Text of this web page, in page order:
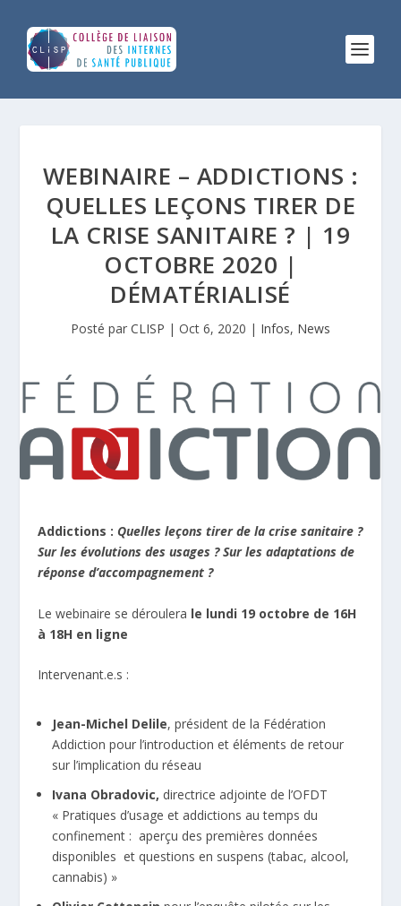
WEBINAIRE – ADDICTIONS :
QUELLES LEÇONS TIRER DE
LA CRISE SANITAIRE ? | 19
OCTOBRE 2020 |
DÉMATÉRIALISÉ
Posté par CLISP | Oct 6, 2020 | Infos, News
Addictions : Quelles leçons tirer de la crise sanitaire ?
Sur les évolutions des usages ? Sur les adaptations de
réponse d’accompagnement ?
Le webinaire se déroulera le lundi 19 octobre de 16H
à 18H en ligne
Intervenant.e.s :
Jean-Michel Delile, président de la Fédération
Addiction pour l’introduction et éléments de retour
sur l’implication du réseau
Ivana Obradovic, directrice adjointe de l’OFDT
« Pratiques d’usage et addictions au temps du
confinement : aperçu des premières données
disponibles et questions en suspens (tabac, alcool,
cannabis) »